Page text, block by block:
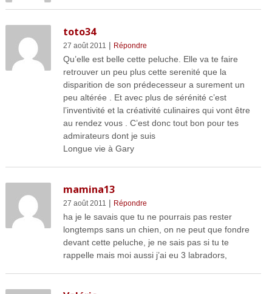
toto34
27 août 2011 | Répondre
Qu’elle est belle cette peluche. Elle va te faire
retrouver un peu plus cette serenité que la
disparition de son prédecesseur a surement un
peu altérée . Et avec plus de sérénité c’est
l’inventivité et la créativité culinaires qui vont être
au rendez vous . C’est donc tout bon pour tes
admirateurs dont je suis
Longue vie à Gary
mamina13
27 août 2011 | Répondre
ha je le savais que tu ne pourrais pas rester
longtemps sans un chien, on ne peut que fondre
devant cette peluche, je ne sais pas si tu te
rappelle mais moi aussi j’ai eu 3 labradors,